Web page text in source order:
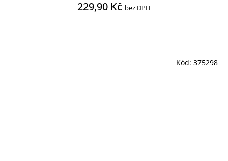
229,90 Kč bez DPH
Kód: 375298